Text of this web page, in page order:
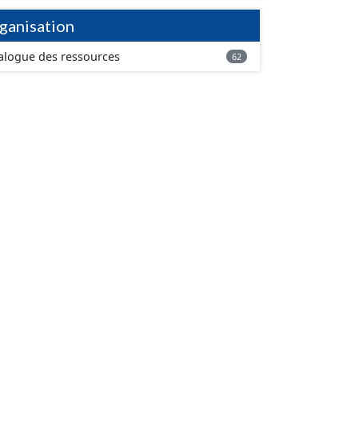
des ressources 62